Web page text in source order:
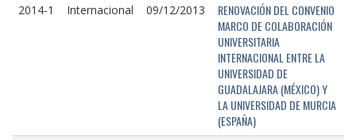
2014-1 Internacional 09/12/2013
RENOVACIÓN DEL CONVENIO
MARCO DE COLABORACIÓN
UNIVERSITARIA
INTERNACIONAL ENTRE LA
UNIVERSIDAD DE
GUADALAJARA (MÉXICO) Y
LA UNIVERSIDAD DE MURCIA
(ESPAÑA)